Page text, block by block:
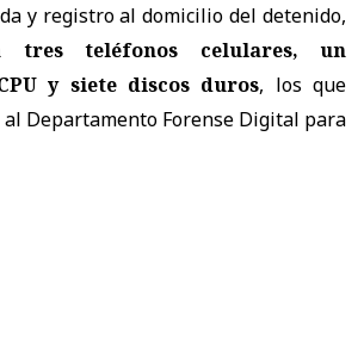
y registro al domicilio del detenido,
tres teléfonos celulares, un
y siete discos duros, los que
Departamento Forense Digital para